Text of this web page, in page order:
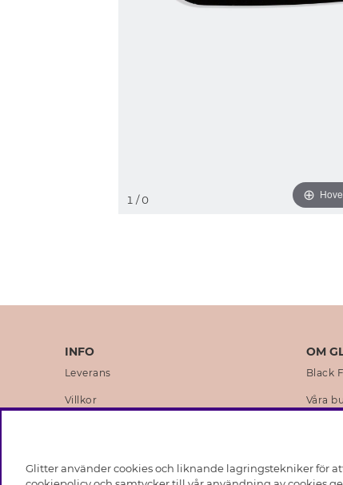
1 / 0
INFO
Leverans
Villkor
Medlemsvillkor
OM
Black
Våra
Glitter använder cookies och liknande lagringstekniker för